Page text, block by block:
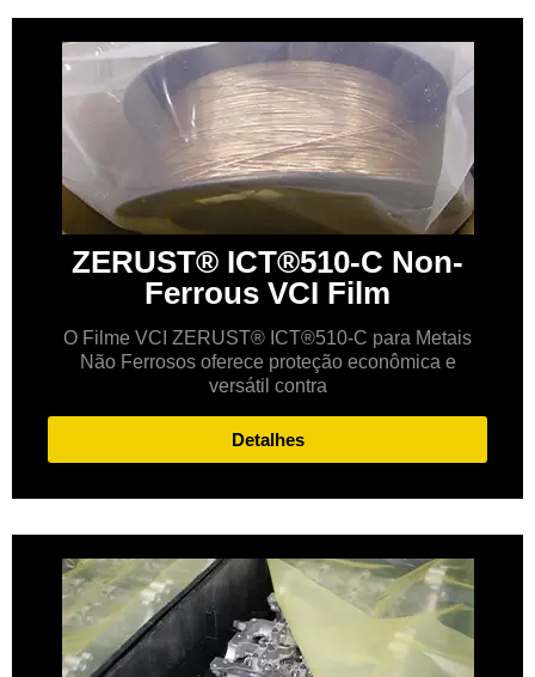
ZERUST® ICT®510-C Non-
Ferrous VCI Film
O Filme VCI ZERUST® ICT®510-C para Metais
Não Ferrosos oferece proteção econômica e
versátil contra
Detalhes